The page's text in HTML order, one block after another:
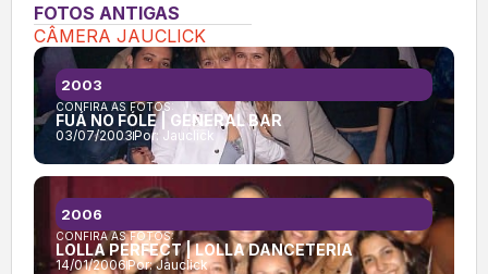
FOTOS ANTIGAS
CÂMERA JAUCLICK
CONFIRA AS FOTOS:
FUÁ NO FÓLE | GENERAL BAR
03/07/2003Por: Jauclick
2003
CONFIRA AS FOTOS:
LOLLA PERFECT | LOLLA DANCETERIA
14/01/2006Por:Jauclick
2006